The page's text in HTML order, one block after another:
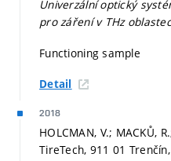
Univerzální optický
pro záření v THz
Functioning sample
Detail
2018
HOLCMAN, V.; MACKŮ,
TireTech, 911 01 Trenčín,